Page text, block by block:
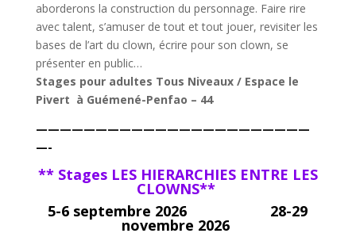
aborderons la construction du personnage. Faire rire
avec talent, s’amuser de tout et tout jouer, revisiter les
bases de l’art du clown, écrire pour son clown, se
présenter en public…
Stages pour adultes Tous Niveaux / Espace le
Pivert à Guémené-Penfao – 44
———————————————————————
—-
** Stages LES HIERARCHIES ENTRE LES
CLOWNS**
5-6 septembre 2026 28-29
novembre 2026